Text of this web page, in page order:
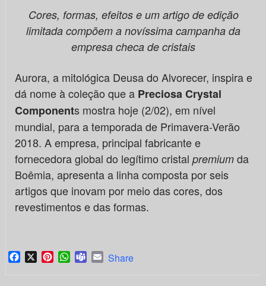
Cores, formas, efeitos e um artigo de edição
limitada compõem a novíssima campanha da
empresa checa de cristais
Aurora, a mitológica Deusa do Alvorecer, inspira e
dá nome à coleção que a Preciosa Crystal
Components mostra hoje (2/02), em nível
mundial, para a temporada de Primavera-Verão
2018. A empresa, principal fabricante e
fornecedora global do legítimo cristal premiumda
Boêmia, apresenta a linha composta por seis
artigos que inovam por meio das cores, dos
revestimentos e das formas.
Facebook
X PinterestWhatsApp
TeamsEmail
Share